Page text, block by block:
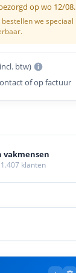
op wo 12/08.
we speciaal
btw)
of op factuur
vakmensen
1.407 klanten